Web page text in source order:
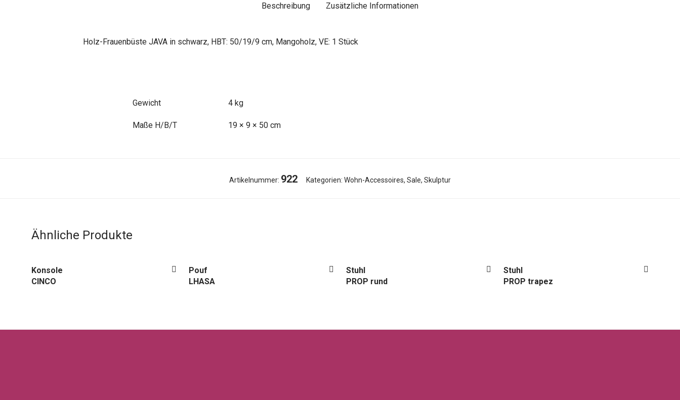
Beschreibung Zusätzliche Informationen
Holz-Frauenbüste JAVA in schwarz, HBT: 50/19/9 cm, Mangoholz, VE: 1 Stück
Gewicht 4 kg
Maße 19 × 9 × 50 cm
Artikelnummer: 922 Kategorien: Wohn-Accessoires, Sale, Skulptur
Ähnliche Produkte
Konsole
CINCO
Pouf
LHASA
Stuhl
PROP rund
Stuhl
PROP trapez